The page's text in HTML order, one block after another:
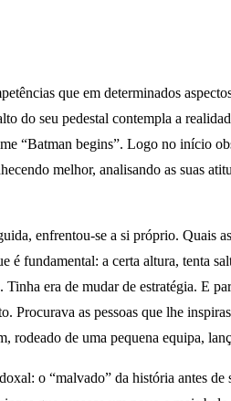
que em determinados
do seu pedestal contempla a
“Batman begins”. Logo no início
melhor, analisando as suas
enfrentou-se a si próprio. Quais
fundamental: a certa altura, tenta
era de mudar de estratégia. E
as pessoas que lhe
rodeado de uma pequena equipa,
o “malvado” da história antes